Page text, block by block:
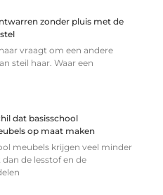
zonder pluis met de
vraagt om een andere
steil haar. Waar een
dat basisschool
op maat maken
meubels krijgen veel minder
de lesstof en de